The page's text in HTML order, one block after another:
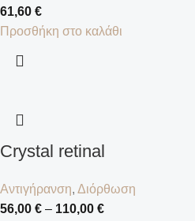
61,60 €
Προσθήκη στο καλάθι
Crystal retinal
Αντιγήρανση, Διόρθωση
56,00 € – 110,00 €